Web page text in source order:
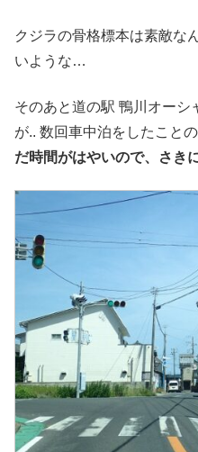
クジラの骨格標本は素敵な
いような…
そのあと道の駅 鴨川オーシ
が.. 数回車中泊をしたこと
だ時間がはやいので、さき